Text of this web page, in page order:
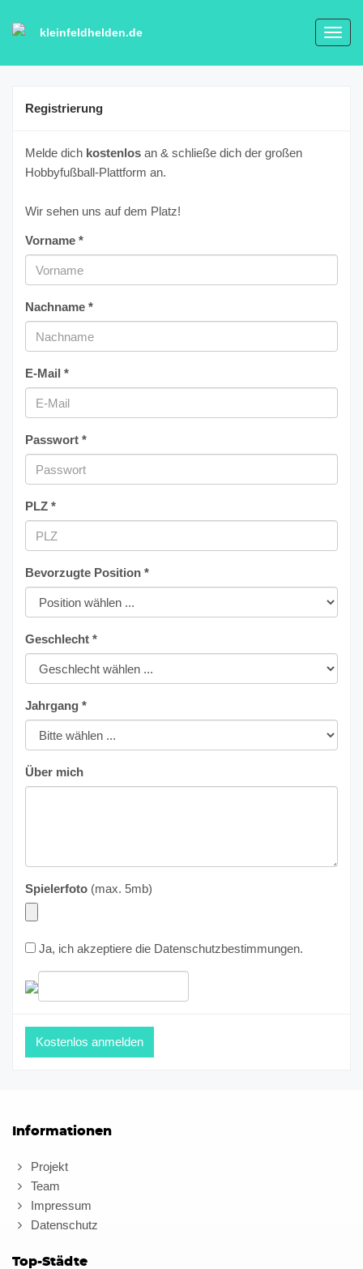
kleinfeldhelden.de
Registrierung
Melde dich kostenlos an & schließe dich der großen
Hobbyfußball-Plattform an.
Wir sehen uns auf dem Platz!
Vorname *
Nachname *
E-Mail *
Passwort *
PLZ *
Bevorzugte Position *
Geschlecht *
Jahrgang *
Über mich
Spielerfoto (max. 5mb)
Ja, ich akzeptiere die Datenschutzbestimmungen.
Informationen
Projekt
Team
Impressum
Datenschutz
Top-Städte